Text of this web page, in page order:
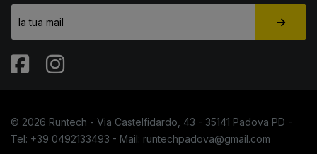
© 2026 Runtech - Via Castelfidardo, 43 - 35141 Padova PD -
Tel: +39 0492133493 - Mail: runtechpadova@gmail.com